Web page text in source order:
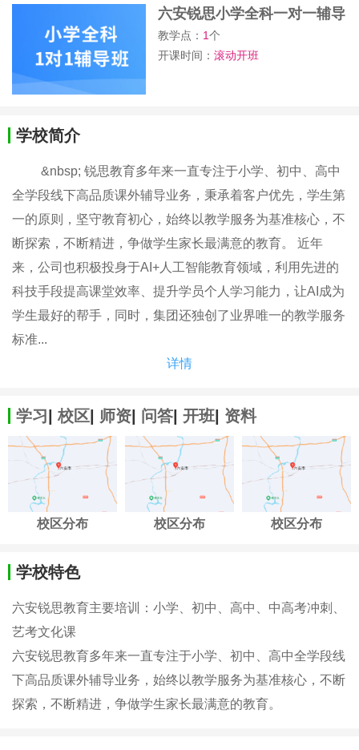
六安锐思小学全科一对一辅导
班
教学点： 1个
开课时间：滚动开班
学校简介
&nbsp; 锐思教育多年来一直专注于小学、初中、高中
全学段线下高品质课外辅导业务​，​秉承着客户优先，学生第
一的原则，坚守教育初心，始终以教学服务为基准核心，不
断探索，不断精进，争做学生家长最满意的教育。 近年
来，公司也积极投身于AI+人工智能教育领域，利用先进的
科技手段提高课堂效率、提升学员个人学习能力，让AI成为
学生最好的帮手，同时，集团还独创了业界唯一的教学服务
标准...
详情
学习 校区 师资 问答 开班 资料
校区分布 校区分布 校区分布
学校特色
六安锐思教育主要培训：小学、初中、高中、中高考冲刺、
艺考文化课
六安锐思教育多年来一直专注于小学、初中、高中全学段线
下高品质课外辅导业务​，始终以教学服务为基准核心，不断
探索，不断精进，争做学生家长最满意的教育。